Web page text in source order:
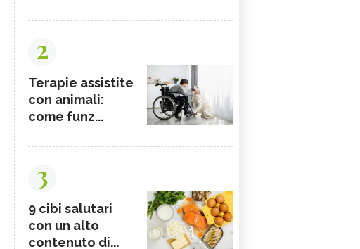
2
Terapie assistite
con animali:
come funz...
3
9 cibi salutari
con un alto
contenuto di...